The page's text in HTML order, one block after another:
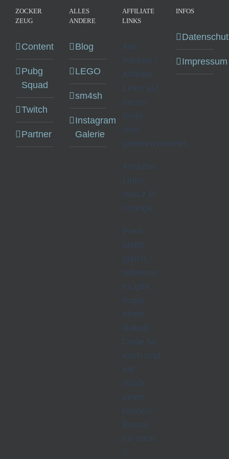
ZOCKER
ZEUG
Content
Pubg
Squad
Twitch
Partner
ALLES
ANDERE
Blog
LEGO
sm4sh
Instagram
Galerie
AFFILIATE
LINKS
Alle
Partner /
Affiliate
Links auf
dieser
Seite
sind
gekennzeichnet.
Amazon
Links
sind z.B.
Orange.
Preis
bleibt
gleich,
teilweise
es gibt
sogar
einen
Rabatt
Code für
euch und
mit
Glück
einen
kleinen
Bonus
für mich.
:)
INFOS
Impressum